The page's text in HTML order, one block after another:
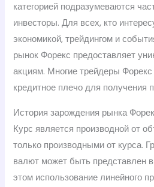
категорией подразумеваются
инвесторы. Для всех, кто
экономикой, трейдингом и
рынок Форекс предоставляет
акциям. Многие трейдеры
кредитное плечо для получения
История зарождения рынка
Курс является производной от
только производными от курса.
валют может быть представлен
этом использование линейного